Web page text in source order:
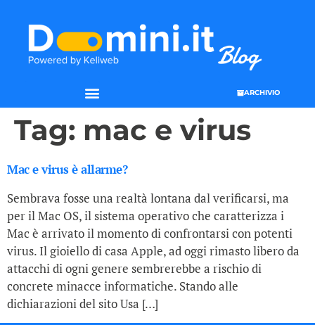
ARCHIVIO
Tag: mac e virus
Mac e virus è allarme?
Sembrava fosse una realtà lontana dal verificarsi, ma
per il Mac OS, il sistema operativo che caratterizza i
Mac è arrivato il momento di confrontarsi con potenti
virus. Il gioiello di casa Apple, ad oggi rimasto libero da
attacchi di ogni genere sembrerebbe a rischio di
concrete minacce informatiche. Stando alle
dichiarazioni del sito Usa […]